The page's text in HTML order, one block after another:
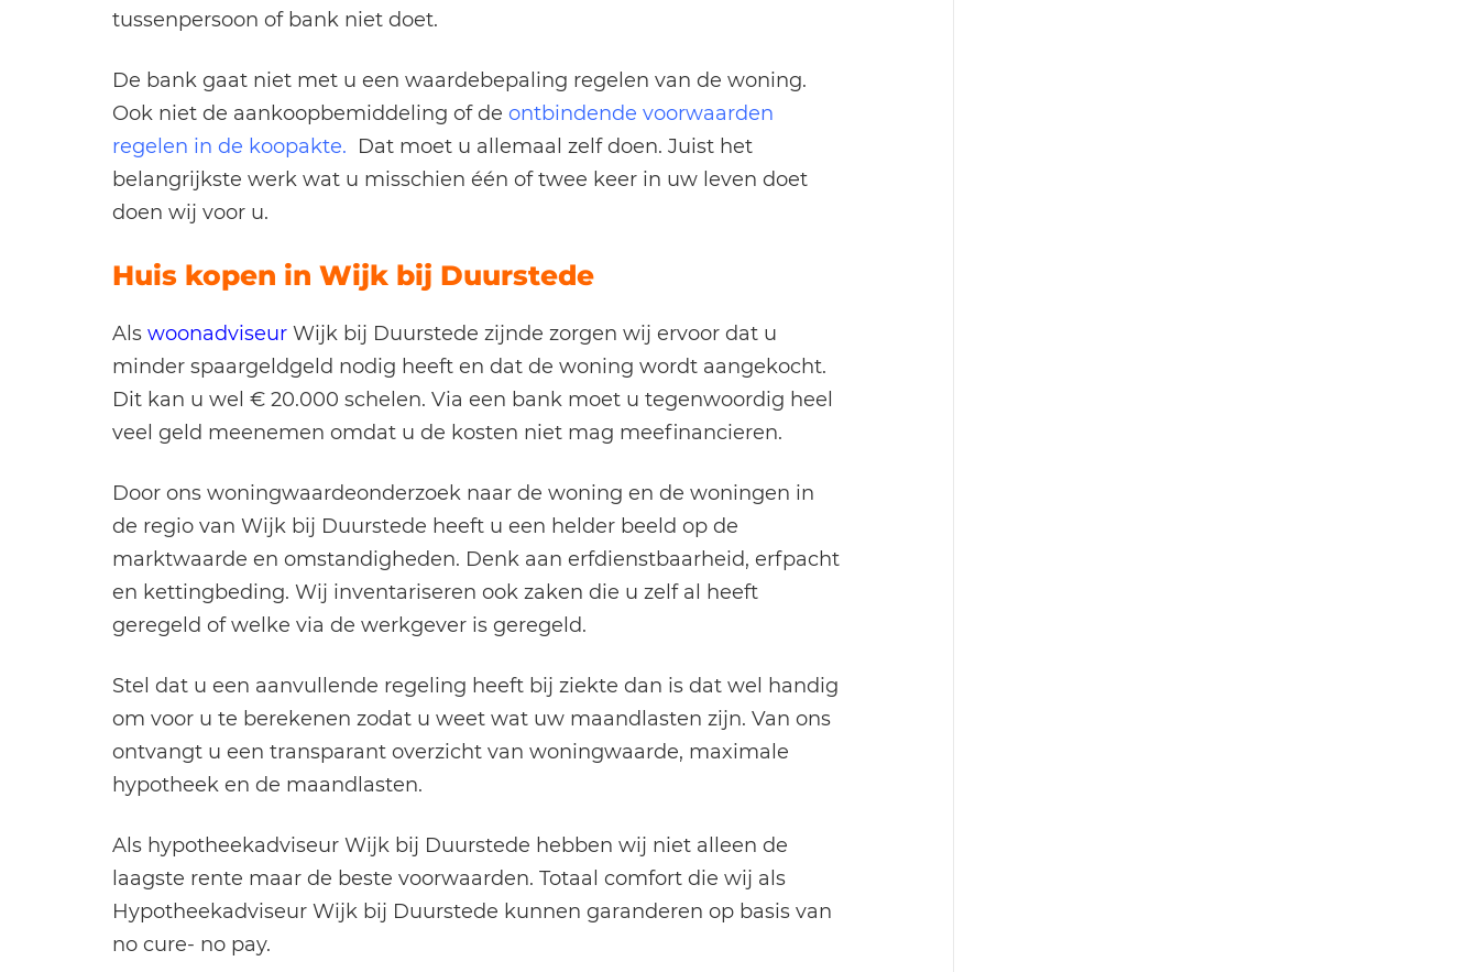
tussenpersoon of bank niet doet.
De bank gaat niet met u een waardebepaling regelen van de woning.
Ook niet de aankoopbemiddeling of de ontbindende voorwaarden
regelen in de koopakte. Dat moet u allemaal zelf doen. Juist het
belangrijkste werk wat u misschien één of twee keer in uw leven doet
doen wij voor u.
Huis kopen in Wijk bij Duurstede
Als woonadviseur Wijk bij Duurstede zijnde zorgen wij ervoor dat u
minder spaargeldgeld nodig heeft en dat de woning wordt aangekocht.
Dit kan u wel € 20.000 schelen. Via een bank moet u tegenwoordig heel
veel geld meenemen omdat u de kosten niet mag meefinancieren.
Door ons woningwaardeonderzoek naar de woning en de woningen in
de regio van Wijk bij Duurstede heeft u een helder beeld op de
marktwaarde en omstandigheden. Denk aan erfdienstbaarheid, erfpacht
en kettingbeding. Wij inventariseren ook zaken die u zelf al heeft
geregeld of welke via de werkgever is geregeld.
Stel dat u een aanvullende regeling heeft bij ziekte dan is dat wel handig
om voor u te berekenen zodat u weet wat uw maandlasten zijn. Van ons
ontvangt u een transparant overzicht van woningwaarde, maximale
hypotheek en de maandlasten.
Als hypotheekadviseur Wijk bij Duurstede hebben wij niet alleen de
laagste rente maar de beste voorwaarden. Totaal comfort die wij als
Hypotheekadviseur Wijk bij Duurstede kunnen garanderen op basis van
no cure- no pay.